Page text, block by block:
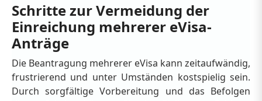
Schritte zur Vermeidung der
Einreichung mehrerer eVisa-
Anträge
Die Beantragung mehrerer eVisa kann zeitaufwändig,
frustrierend und unter Umständen kostspielig sein.
Durch sorgfältige Vorbereitung und das Befolgen